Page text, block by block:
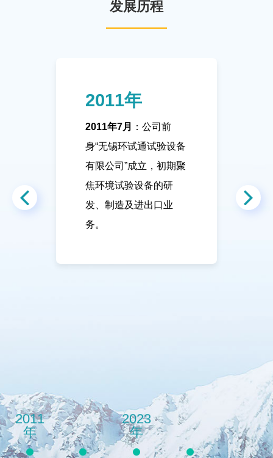
发展历程
2011年
2011年7月
：公司前
身“无锡环试通试验设备
有限公司”成立，初期聚
焦环境试验设备的研
发、制造及进出口业
务。
2011
年
2023
年